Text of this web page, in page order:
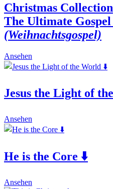
Christmas Collection
The Ultimate
(Weihnachtsgospel)
Ansehen
product
variants.
The
be
the
product
Jesus the Light of
Ansehen
product
variants.
The
He is the Core ⬇️
Ansehen